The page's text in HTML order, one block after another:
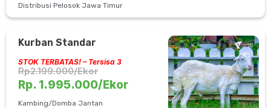
Distribusi Pelosok Jawa Timur
Kurban Standar
STOK TERBATAS! – Tersisa 3
Rp2.199.000/Ekor
Rp. 1.995.000/Ekor
Kambing/Domba Jantan